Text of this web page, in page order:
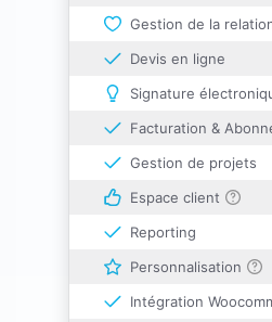
Gestion de la
Devis en ligne
Signature
Facturation &
Gestion de projets
Espace client
Reporting
Personnalisation
Intégration